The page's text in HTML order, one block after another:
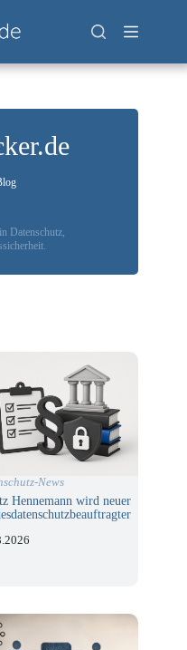
Datenschutz,
News
Hennemann wird neuer